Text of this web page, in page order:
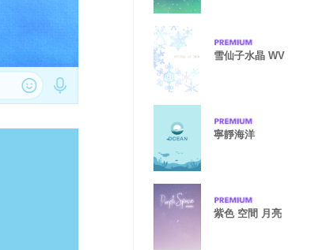
雪仙子水晶 WV
寧靜海洋
紫色 空間 月亮